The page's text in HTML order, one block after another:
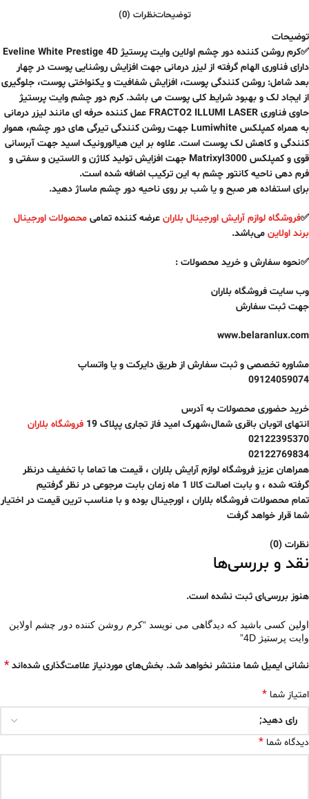
توضیحاتنظرات (0)
توضیحات
✅کرم روشن کننده دور چشم اولاین وایت پرستیژ Eveline White Prestige 4D
دارای فناوری الهام گرفته از لیزر درمانی جهت افزایش روشنایی پوست در چهار
بعد شامل: روشن کنندگی پوست، افزایش شفافیت و یکنواختی پوست، جلوگیری
از ایجاد لک و بهبود شرایط کلی پوست می باشد. کرم دور چشم وایت پرستیژ
حاوی فناوری FRACTO2 ILLUMI LASER عمل کننده حرفه ای مانند لیزر درمانی
به همراه کمپلکس Lumiwhite جهت روشن کنندگی تیرگی های دور چشم، هموار
کنندگی و کاهش لک پوست است. علاوه بر این هیالورونیک اسید جهت آبرسانی
قوی و کمپلکس Matrixyl3000 جهت افزایش تولید کلاژن و الاستین و سفتی و
فرم دهی ناحیه کانتور چشم به این ترکیب اضافه شده است.
برای استفاده هر صبح و یا شب بر روی ناحیه دور چشم ماساژ دهید.
✅فروشگاه لوازم آرایش اورجینال بلاران عرضه کننده تمامی محصولات اورجینال
برند اولاین می‌باشد.
✅نحوه سفارش و خرید محصولات :
وب سایت فروشگاه بلاران
جهت ثبت سفارش
www.belaranlux.com
مشاوره تخصصی و ثبت سفارش از طریق دایرکت و یا واتساپ
09124059074
خرید حضوری محصولات به آدرس
انتهای اتوبان باقری شمال،شهرک امید فاز تجاری پپلاک 19
فروشگاه بلاران
02122395370
02122769834
همراهان عزیز فروشگاه لوازم آرایش بلاران ، قیمت ها تماما با تخفیف درنظر
گرفته شده ، و بابت اصالت کالا 1 ماه
زمان بابت مرجوعی در نظر گرفتیم
تمام محصولات فروشگاه بلاران ، اورجینال بوده و با مناسب ترین قیمت در اختیار
شما قرار خواهد گرفت
نظرات (0)
نقد و بررسی‌ها
هنوز بررسی‌ای ثبت نشده است.
اولین کسی باشید که دیدگاهی می نویسد “کرم روشن کننده دور چشم اولاین
وایت پرستیژ 4D”
نشانی ایمیل شما منتشر نخواهد شد. بخش‌های موردنیاز علامت‌گذاری شده‌اند *
امتیاز شما *
دیدگاه شما *